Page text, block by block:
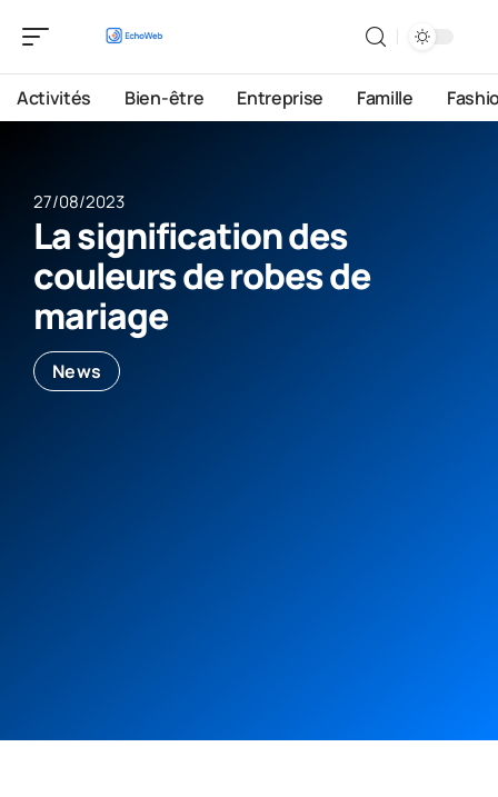
Activités Bien-être Entreprise Famille
27/08/2023
La signification des
couleurs de robes de
mariage
News